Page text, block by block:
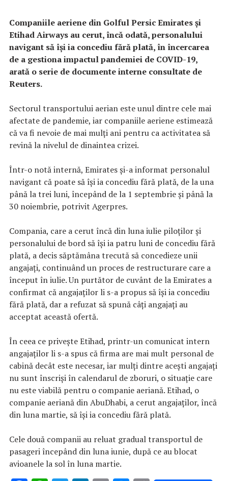
Companiile aeriene din Golful Persic Emirates şi
Etihad Airways au cerut, încă odată, personalului
navigant să îşi ia concediu fără plată, în încercarea
de a gestiona impactul pandemiei de COVID-19,
arată o serie de documente interne consultate de
Reuters.
Sectorul transportului aerian este unul dintre cele mai
afectate de pandemie, iar companiile aeriene estimează
că va fi nevoie de mai mulţi ani pentru ca activitatea să
revină la nivelul de dinaintea crizei.
Într-o notă internă, Emirates şi-a informat personalul
navigant că poate să îşi ia concediu fără plată, de la una
până la trei luni, începând de la 1 septembrie şi până la
30 noiembrie, potrivit Agerpres.
Compania, care a cerut încă din luna iulie piloţilor şi
personalului de bord să îşi ia patru luni de concediu fără
plată, a decis săptămâna trecută să concedieze unii
angajaţi, continuând un proces de restructurare care a
început în iulie. Un purtător de cuvânt de la Emirates a
confirmat că angajaţilor li s-a propus să îşi ia concediu
fără plată, dar a refuzat să spună câţi angajaţi au
acceptat această ofertă.
În ceea ce priveşte Etihad, printr-un comunicat intern
angajaţilor li s-a spus că firma are mai mult personal de
cabină decât este necesar, iar mulţi dintre aceşti angajaţi
nu sunt înscrişi în calendarul de zboruri, o situaţie care
nu este viabilă pentru o companie aeriană. Etihad, o
companie aeriană din AbuDhabi, a cerut angajaţilor, încă
din luna martie, să îşi ia concediu fără plată.
Cele două companii au reluat gradual transportul de
pasageri începând din luna iunie, după ce au blocat
avioanele la sol în luna martie.